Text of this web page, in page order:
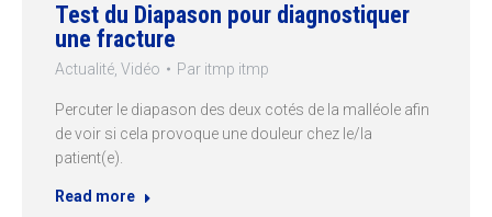
Test du Diapason pour diagnostiquer
une fracture
Actualité Vidéo Par itmp itmp
Percuter le diapason des deux cotés de la malléole afin
de voir si cela provoque une douleur chez le/la
patient(e).
Read more